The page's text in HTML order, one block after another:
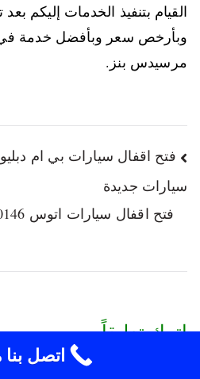
القيام بتنفيذ الخدمات إليكم
وبأرخص سعر وبأفضل خدمة في
مرسيدس بنز.
سيارات جديدة
اترك تعليقاً
اتصل